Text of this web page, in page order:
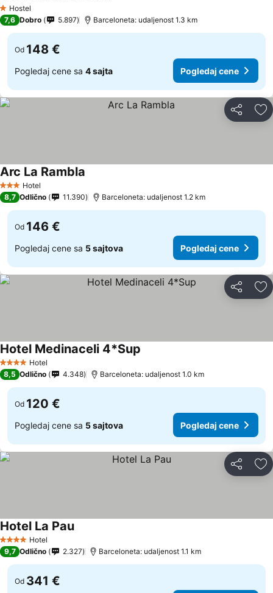
1 Zvezdice
Hostel
7,6 Dobro 5.897 Barceloneta: udaljenost 1.3 km
Od 148 €
Pogledaj cene sa 4 sajta Pogledaj cene
Deli
3 Zvezdice
Hotel
Arc La Rambla
8,7 Odlično 11.390 Barceloneta: udaljenost 1.2 km
Od 146 €
Pogledaj cene sa 5 sajtova Pogledaj cene
Deli
4 ZvezdiceHotel
Hotel Medinaceli 4*Sup
8,5 Odlično 4.348 Barceloneta: udaljenost 1.0 km
Od 120 €
Pogledaj cene sa 5 sajtova Pogledaj cene
Deli
4 ZvezdiceHotel
Hotel La PauPogledaj cene
9,7 Odlično 2.327 Barceloneta: udaljenost 1.1 km
Od 341 €